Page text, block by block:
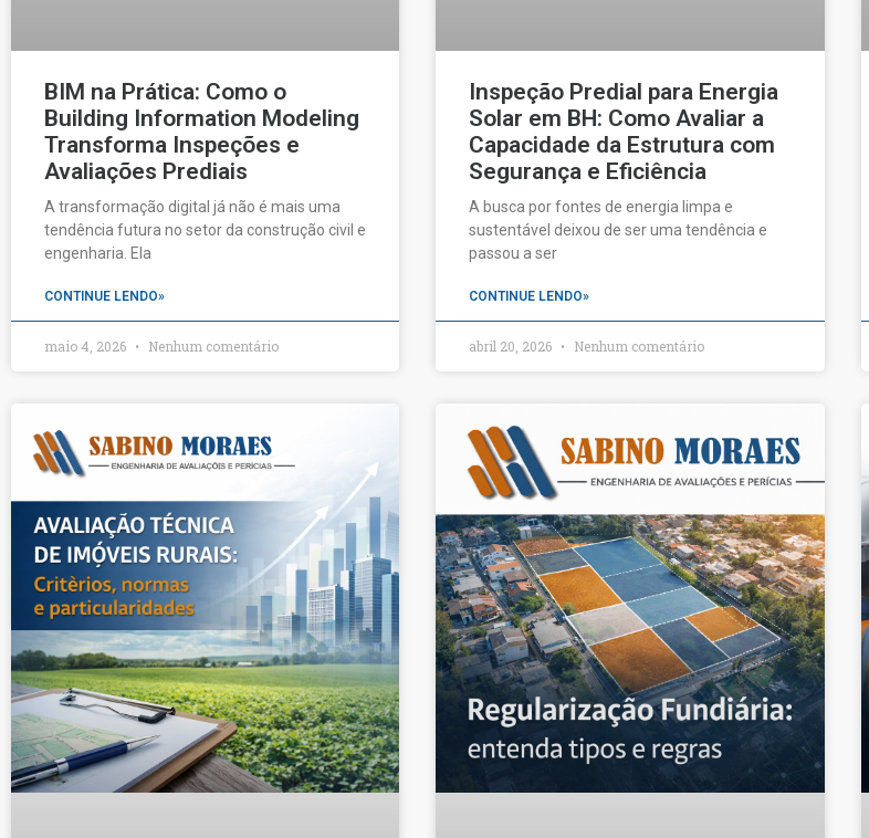
BIM na Prática: Como o
Building Information Modeling
Transforma Inspeções e
Avaliações Prediais
A transformação digital já não é mais uma
tendência futura no setor da construção civil e
engenharia. Ela
CONTINUE LENDO»
maio 4, 2026 Nenhum comentário
Inspeção Predial para Energia
Solar em BH: Como Avaliar a
Capacidade da Estrutura com
Segurança e Eficiência
A busca por fontes de energia limpa e
sustentável deixou de ser uma tendência e
passou a ser
CONTINUE LENDO»
abril 20, 2026 Nenhum comentário